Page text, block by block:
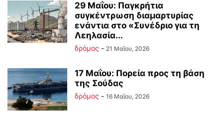
29 Μαΐου: Παγκρήτια
συγκέντρωση διαμαρτυρίας
ενάντια στο «Συνέδριο για τη
Λεηλασία...
δρόμος - 21 Μαΐου, 2026
17 Μαΐου: Πορεία προς τη βάση
της Σούδας
δρόμος - 16 Μαΐου, 2026